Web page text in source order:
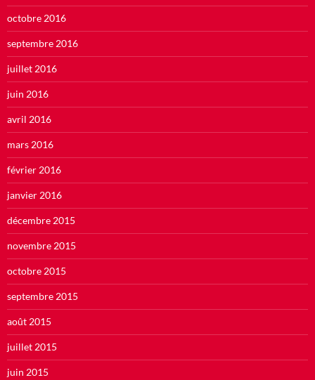
octobre 2016
septembre 2016
juillet 2016
juin 2016
avril 2016
mars 2016
février 2016
janvier 2016
décembre 2015
novembre 2015
octobre 2015
septembre 2015
août 2015
juillet 2015
juin 2015